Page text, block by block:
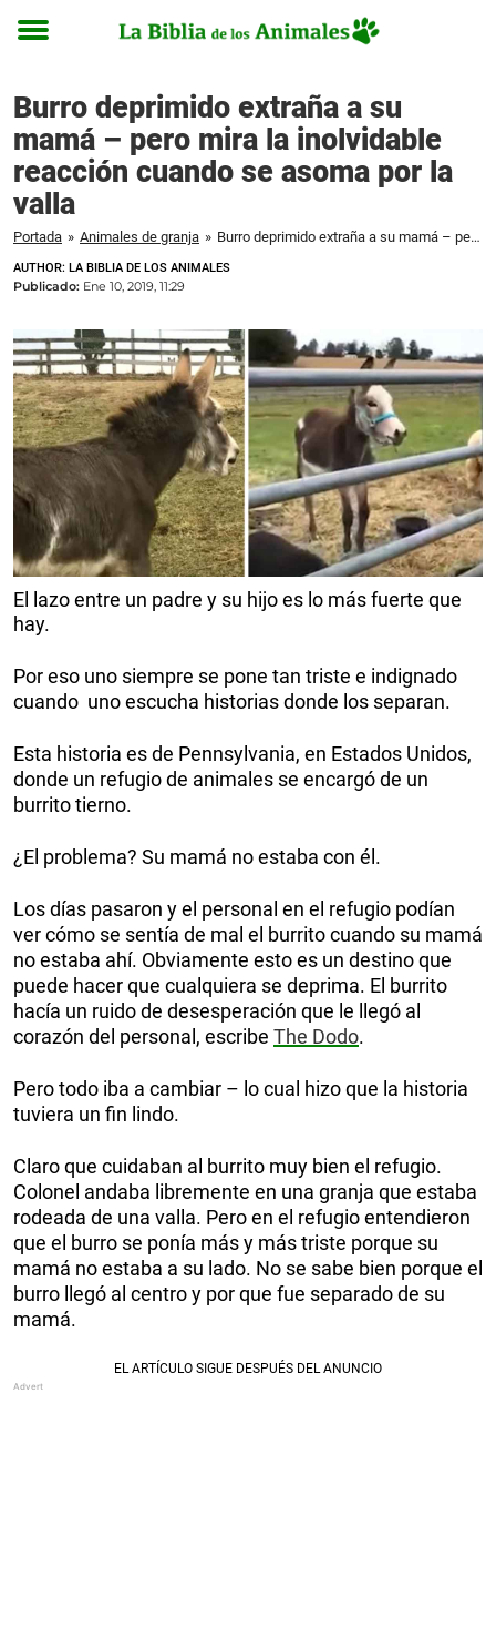
Toggle
Burro deprimido extraña a su
mamá – pero mira la inolvidable
reacción cuando se asoma por la
valla
Portada » Animales de granja » Burro deprimido extraña a su mamá – pero mira la inolvidable reacción cuando se asoma por la valla
AUTHOR: LA BIBLIA DE LOS ANIMALES
Publicado: Ene 10, 2019, 11:29
El lazo entre un padre y su hijo es lo más fuerte que
hay.
Por eso uno siempre se pone tan triste e indignado
cuando uno escucha historias donde los separan.
Esta historia es de Pennsylvania, en Estados Unidos,
donde un refugio de animales se encargó de un
burrito tierno.
¿El problema? Su mamá no estaba con él.
Los días pasaron y el personal en el refugio podían
ver cómo se sentía de mal el burrito cuando su mamá
no estaba ahí. Obviamente esto es un destino que
puede hacer que cualquiera se deprima. El burrito
hacía un ruido de desesperación que le llegó al
corazón del personal, escribe The Dodo.
Pero todo iba a cambiar – lo cual hizo que la historia
tuviera un fin lindo.
Claro que cuidaban al burrito muy bien el refugio.
Colonel andaba libremente en una granja que estaba
rodeada de una valla. Pero en el refugio entendieron
que el burro se ponía más y más triste porque su
mamá no estaba a su lado. No se sabe bien porque el
burro llegó al centro y por que fue separado de su
mamá.